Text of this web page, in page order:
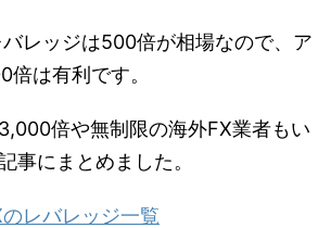
レッジは500倍が相場なので、ア
倍は有利です。
倍や無制限の海外FX業者もい
事にまとめました。
レバレッジ一覧